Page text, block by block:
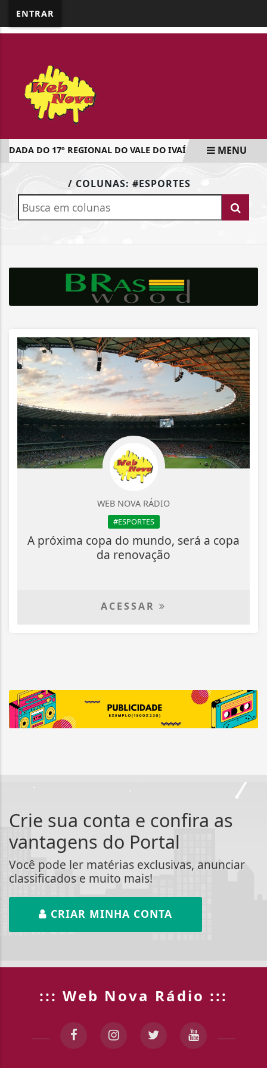
ENTRAR
DO 17º REGIONAL DO VALE DO IVAÍ SERÁ NO DIA 16
MENU
/ COLUNAS: #ESPORTES
WEB NOVA RÁDIO
#ESPORTES
A próxima copa do mundo, será a copa
da renovação
ACESSAR
Crie sua conta e confira as
vantagens do Portal
Você pode ler matérias exclusivas, anunciar
classificados e muito mais!
CRIAR MINHA CONTA
::: Web Nova Rádio :::